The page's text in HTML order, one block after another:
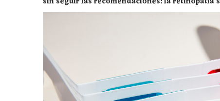
peligros